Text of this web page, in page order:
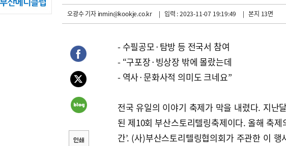
오광수 기자inmin@kookje.co.kr | 입력 : 2023-11-07 19:19:49 | 본지 13면
- 수필공모·탐방 등 전국서 참여
- “구포장·빙상장 밖에 몰랐는데
- 역사·문화사적 의미도 크네요”
전국 유일의 이야기 축제가 막을 내렸다. 지난
된 제10회 부산스토리텔링축제이다. 올해 축
간’. (사)부산스토리텔링협의회가 주관한 이